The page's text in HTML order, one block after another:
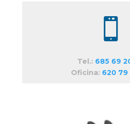

Tel.: 685 69
Oficina: 620 79